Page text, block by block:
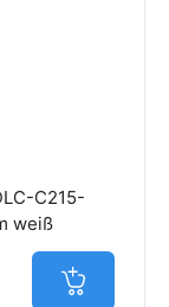
C215-
weiß
Jetzt in